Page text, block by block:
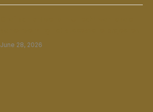
June 28, 2026